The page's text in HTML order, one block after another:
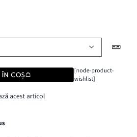
ÎN COȘ
[node-product-
wishlist]
acest articol